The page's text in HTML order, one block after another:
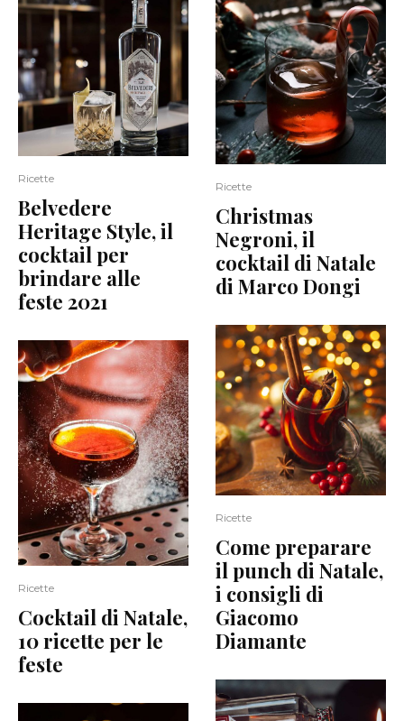
Ricette
Belvedere
Heritage Style, il
cocktail per
brindare alle
feste 2021
Ricette
Cocktail di Natale,
10 ricette per le
feste
Ricette
Christmas
Negroni, il
cocktail di Natale
di Marco Dongi
Ricette
Come preparare
il punch di Natale,
i consigli di
Giacomo
Diamante